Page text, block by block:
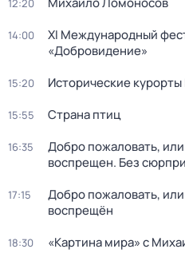
12:20
14:00
XI Международный
«Добровидение»
15:20 Исторические курорты
15:55 Страна птиц
16:35
Добро пожаловать,
воспрещен. Без
17:15
Добро пожаловать,
воспрещён
18:30 «Картина мира» с